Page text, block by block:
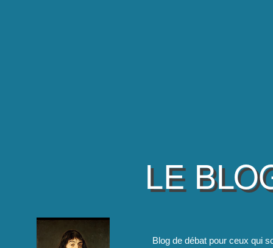
LE
Blog de débat pour ceux qui